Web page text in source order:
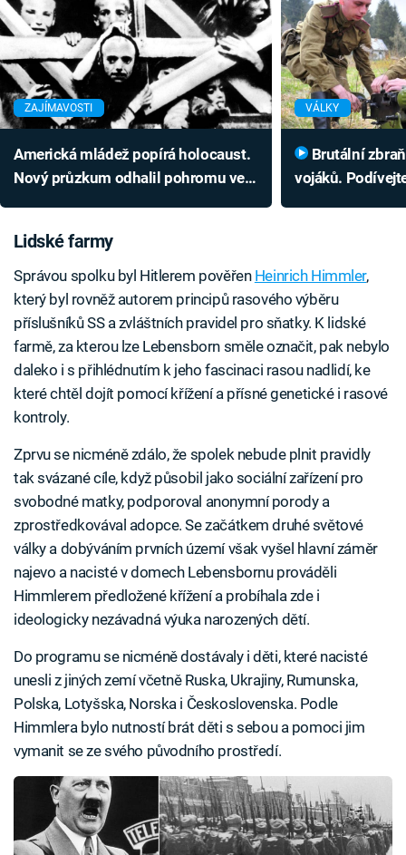
ZAJÍMAVOSTI
Americká mládež popírá holocaust.
Nový průzkum odhalil pohromu ve
VÁLKY
vojáků.
Lidské farmy
Správou spolku byl Hitlerem pověřen Heinrich Himmler,
který byl rovněž autorem principů rasového výběru
příslušníků SS a zvláštních pravidel pro sňatky. K lidské
farmě, za kterou lze Lebensborn směle označit, pak nebylo
daleko i s přihlédnutím k jeho fascinaci rasou nadlidí, ke
které chtěl dojít pomocí křížení a přísné genetické i rasové
kontroly.
Zprvu se nicméně zdálo, že spolek nebude plnit pravidly
tak svázané cíle, když působil jako sociální zařízení pro
svobodné matky, podporoval anonymní porody a
zprostředkovával adopce. Se začátkem druhé světové
války a dobýváním prvních území však vyšel hlavní záměr
najevo a nacisté v domech Lebensbornu prováděli
Himmlerem předložené křížení a probíhala zde i
ideologicky nezávadná výuka narozených dětí.
Do programu se nicméně dostávaly i děti, které nacisté
unesli z jiných zemí včetně Ruska, Ukrajiny, Rumunska,
Polska, Lotyšska, Norska i Československa. Podle
Himmlera bylo nutností brát děti s sebou a pomoci jim
vymanit se ze svého původního prostředí.